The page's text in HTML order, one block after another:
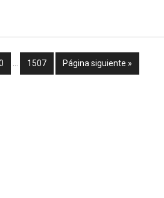
1507 Página siguiente »